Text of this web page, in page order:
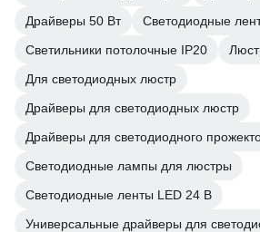
Драйверы 50 Вт
Светодиодные
Светильники потолочные IP20
Для светодиодных люстр
Драйверы для светодиодных люстр
Драйверы для светодиодного
Светодиодные лампы для люстры
Светодиодные ленты LED 24 В
Универсальные драйверы для